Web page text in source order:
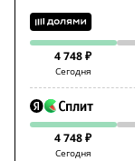
4 748 ₽
Сегодня
4 748 ₽
Сегодня